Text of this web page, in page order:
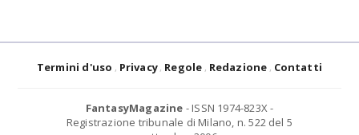
Termini d'uso Privacy Regole Redazione Contatti
FantasyMagazine - ISSN 1974-823X -
Registrazione tribunale di Milano, n. 522 del 5